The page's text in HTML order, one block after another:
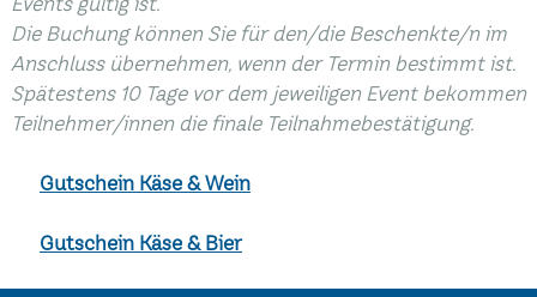
Die Buchung können Sie für den/die Beschenkte/n im
Anschluss übernehmen, wenn der Termin bestimmt ist.
Spätestens 10 Tage vor dem jeweiligen Event bekommen
Teilnehmer/innen die finale Teilnahmebestätigung.
Gutschein Käse & Wein
Gutschein Käse & Bier